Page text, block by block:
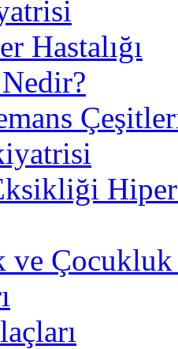
Hastalığı
ve